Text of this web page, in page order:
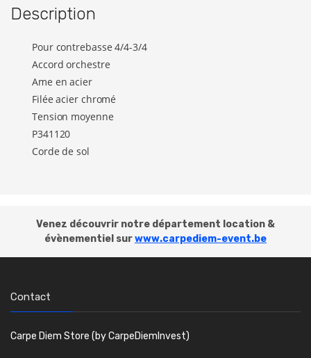
Description
Pour contrebasse 4/4-3/4
Accord orchestre
Ame en acier
Filée acier chromé
Tension moyenne
P341120
Corde de sol
Venez découvrir notre département location &
évènementiel surwww.carpediem-event.be
Contact
Carpe Diem Store (by CarpeDiemInvest)